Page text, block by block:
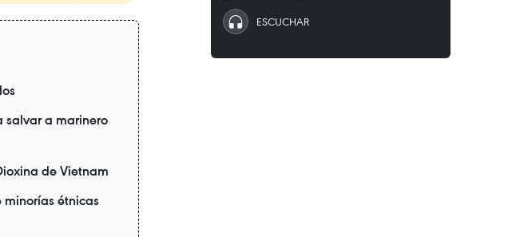
salvar a marinero
de Vietnam
étnicas
ESCUCHAR